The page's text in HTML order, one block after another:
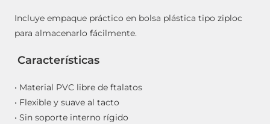
Incluye empaque práctico en bolsa plástica tipo ziploc
para almacenarlo fácilmente.
Características
• Material PVC libre de ftalatos
• Flexible y suave al tacto
• Sin soporte interno rígido